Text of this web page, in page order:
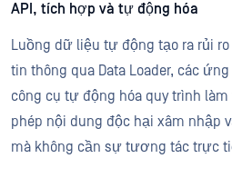
API, tích hợp và tự động hóa
Luồng dữ liệu tự động tạo ra rủi
tin thông qua Data Loader, các
công cụ tự động hóa quy trình
phép nội dung độc hại xâm nhập
mà không cần sự tương tác trực